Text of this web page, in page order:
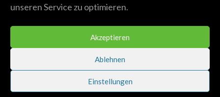
unseren Service zu optimieren.
Akzeptieren
Ablehnen
Einstellungen